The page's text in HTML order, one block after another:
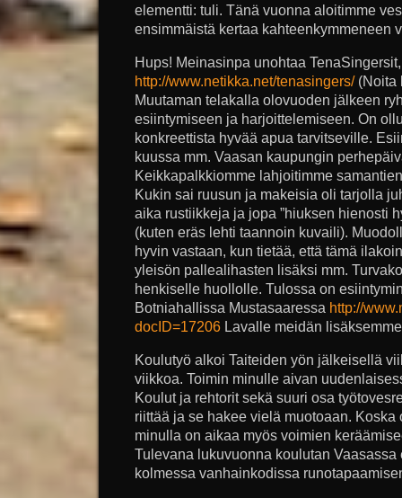
elementti: tuli. Tänä vuonna aloitimme
ensimmäistä kertaa kahteenkymmeneen
Hups! Meinasinpa unohtaa
http://www.netikka.net/tenasingers/(Noita
Muutaman telakalla olovuoden jälkeen
esiintymiseen ja harjoittelemiseen. On
konkreettista hyvää apua tarvitseville.
kuussa mm. Vaasan kaupungin
Keikkapalkkiomme lahjoitimme
Kukin sai ruusun ja makeisia oli tarjolla
aika rustiikkeja ja jopa ”hiuksen hienosti
(kuten eräs lehti taannoin kuvaili).
hyvin vastaan, kun tietää, että tämä
yleisön pallealihasten lisäksi mm.
henkiselle huollolle. Tulossa on
Botniahallissa Mustasaaressa http://
docID=17206 Lavalle meidän
Koulutyö alkoi Taiteiden yön jälkeisellä
viikkoa. Toimin minulle aivan
Koulut ja rehtorit sekä suuri osa
riittää ja se hakee vielä muotoaan.
minulla on aikaa myös voimien
Tulevana lukuvuonna koulutan
kolmessa vanhainkodissa